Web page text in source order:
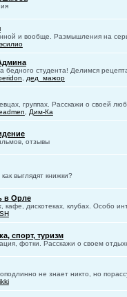
и вообще. Размышления на
бедного студента! Делимся
дед_мажор
группах. Расскажи о своей
Дим-Ка
отзывы
выглядят книжки?
в Орле
кафе, дискотеках, клубах. Особо
спорт, туризм
фотки. Расскажи о своем
не знает никто, но